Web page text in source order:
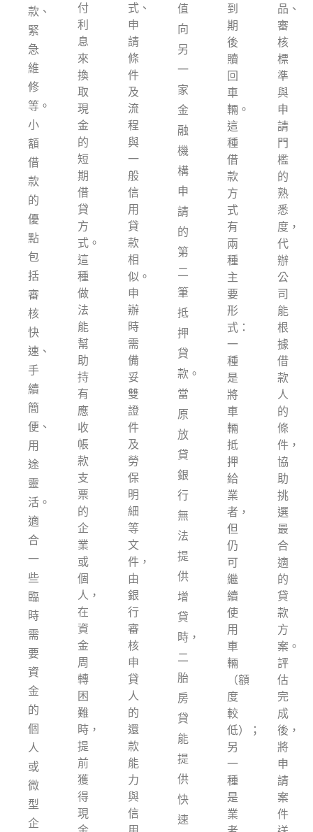
款、
緊
急
維
修
等。
小
額
借
款
的
優
點
包
括
審
核
快
速、
手
續
簡
便、
用
途
靈
活。
適
合
一
些
臨
時
需
要
資
金
的
個
人
或
微
型
企
付
利
息
來
換
取
現
金
的
短
期
借
貸
方
式。
這
種
做
法
能
幫
助
持
有
應
收
帳
款
支
票
的
企
業
或
個
人，
在
資
金
周
轉
困
難
時，
提
前
獲
得
現
式、
申
請
條
件
及
流
程
與
一
般
信
用
貸
款
相
似。
申
辦
時
需
備
妥
雙
證
件
及
勞
保
明
細
等
文
件，
由
銀
行
審
核
申
貸
人
的
還
款
能
力
與
信
值
向
另
一
家
金
融
機
構
申
請
的
第
二
筆
抵
押
貸
款。
當
原
放
貸
銀
行
無
法
提
供
增
貸
時，
二
胎
房
貸
能
提
供
快
速
到
期
後
贖
回
車
輛。
這
種
借
款
方
式
有
兩
種
主
要
形
式：
一
種
是
將
車
輛
抵
押
給
業
者，
但
仍
可
繼
續
使
用
車
輛
（額
度
較
低）；
另
一
種
是
業
品、
審
核
標
準
與
申
請
門
檻
的
熟
悉
度，
代
辦
公
司
能
根
據
借
款
人
的
條
件，
協
助
挑
選
最
合
適
的
貸
款
方
案。
評
估
完
成
後，
將
申
請
案
件